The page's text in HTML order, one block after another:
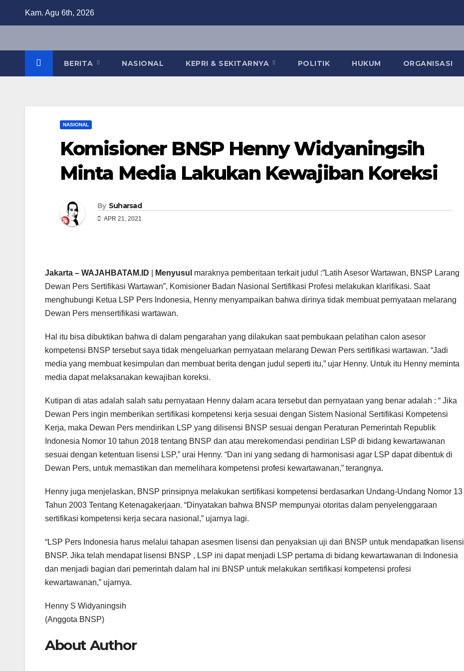
Kam. Agu 6th, 2026
BERITA NASIONAL KEPRI & SEKITARNYA POLITIK HUKUM ORGANISASI
NASIONAL
Komisioner BNSP Henny Widyaningsih
Minta Media Lakukan Kewajiban Koreksi
By Suharsad
APR 21, 2021
Jakarta – WAJAHBATAM.ID Menyusul maraknya pemberitaan terkait judul :”Latih Asesor Wartawan, BNSP Larang
Dewan Pers Sertifikasi Wartawan”, Komisioner Badan Nasional Sertifikasi Profesi melakukan klarifikasi. Saat
menghubungi Ketua LSP Pers Indonesia, Henny menyampaikan bahwa dirinya tidak membuat pernyataan melarang
Dewan Pers mensertifikasi wartawan.
Hal itu bisa dibuktikan bahwa di dalam pengarahan yang dilakukan saat pembukaan pelatihan calon asesor
kompetensi BNSP tersebut saya tidak mengeluarkan pernyataan melarang Dewan Pers sertifikasi wartawan. “Jadi
media yang membuat kesimpulan dan membuat berita dengan judul seperti itu,” ujar Henny. Untuk itu Henny meminta
media dapat melaksanakan kewajiban koreksi.
Kutipan di atas adalah salah satu pernyataan Henny dalam acara tersebut dan pernyataan yang benar adalah : “ Jika
Dewan Pers ingin memberikan sertifikasi kompetensi kerja sesuai dengan Sistem Nasional Sertifikasi Kompetensi
Kerja, maka Dewan Pers mendirikan LSP yang dilisensi BNSP sesuai dengan Peraturan Pemerintah Republik
Indonesia Nomor 10 tahun 2018 tentang BNSP dan atau merekomendasi pendirian LSP di bidang kewartawanan
sesuai dengan ketentuan lisensi LSP,” urai Henny. “Dan ini yang sedang di harmonisasi agar LSP dapat dibentuk di
Dewan Pers, untuk memastikan dan memelihara kompetensi profesi kewartawanan,” terangnya.
Henny juga menjelaskan, BNSP prinsipnya melakukan sertifikasi kompetensi berdasarkan Undang-Undang Nomor 13
Tahun 2003 Tentang Ketenagakerjaan. “Dinyatakan bahwa BNSP mempunyai otoritas dalam penyelenggaraan
sertifikasi kompetensi kerja secara nasional,” ujarnya lagi.
“LSP Pers Indonesia harus melalui tahapan asesmen lisensi dan penyaksian uji dari BNSP untuk mendapatkan lisensi
BNSP. Jika telah mendapat lisensi BNSP , LSP ini dapat menjadi LSP pertama di bidang kewartawanan di Indonesia
dan menjadi bagian dari pemerintah dalam hal ini BNSP untuk melakukan sertifikasi kompetensi profesi
kewartawanan,” ujarnya.
Henny S Widyaningsih
(Anggota BNSP)
About Author